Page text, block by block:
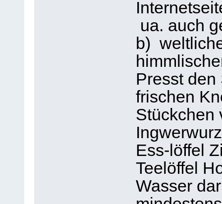
ua. auch
b)
Presst
frischen
Stückchen
Ess-löffel
Teelöffel
Wasser